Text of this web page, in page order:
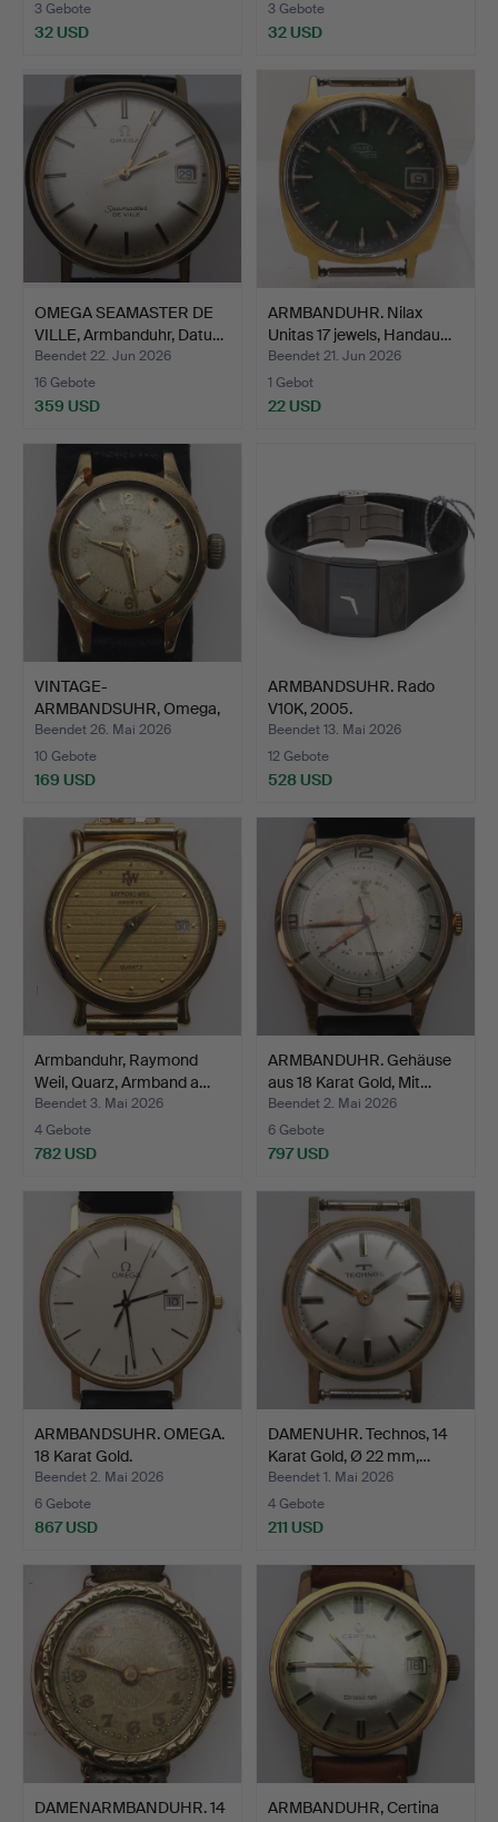
3 Gebote
32 USD
3 Gebote
32 USD
OMEGA SEAMASTER DE
VILLE, Armbanduhr, Datu…
Beendet 22. Jun 2026
16 Gebote
359 USD
ARMBANDUHR. Nilax
Unitas 17 jewels, Handau…
Beendet 21. Jun 2026
1 Gebot
22 USD
VINTAGE-
ARMBANDSUHR, Omega,
manuell Kalibe…
Beendet 26. Mai 2026
10 Gebote
169 USD
ARMBANDSUHR. Rado
V10K, 2005.
Beendet 13. Mai 2026
12 Gebote
528 USD
Armbanduhr, Raymond
Weil, Quarz, Armband a…
Beendet 3. Mai 2026
4 Gebote
782 USD
ARMBANDUHR. Gehäuse
aus 18 Karat Gold, Mit…
Beendet 2. Mai 2026
6 Gebote
797 USD
ARMBANDSUHR. OMEGA.
18 Karat Gold.
Beendet 2. Mai 2026
6 Gebote
867 USD
DAMENUHR. Technos, 14
Karat Gold, Ø 22 mm,…
Beendet 1. Mai 2026
4 Gebote
211 USD
DAMENARMBANDUHR. 14
ARMBANDUHR, Certina